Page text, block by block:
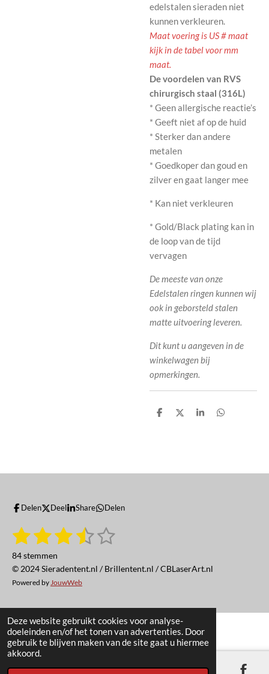
Deze website gebruikt cookies voor analyse-
doeleinden en/of het tonen van advertenties. Door
gebruik te blijven maken van de site gaat u hiermee
akkoord.
edelstalen sieraden niet
kunnen verkleuren.
Maat voering is US # maat
kijk in de tabel voor mm
maat.
De voordelen van RVS
chirurgisch staal (316L)
* Geen allergische reactie’s
* Geeft niet af op de huid
* Sterker dan andere
metalen
* Goedkoper dan goud en
zilver en gaat langer mee
* Kan niet verkleuren
* Gold/Black plating kan in
de loop van de tijd
vervagen
De meeste van onze
Edelstalen ringen kunnen wij
ook in geborsteld stalen
matte uitvoering leveren.
Dit kunt u aangeven in de
winkelwagen bij
opmerkingen.
D
D
S
D
Delen Deel Share Delen
R
t
i
n
:
3
.
4
1
s
t
e
r
2
s
t
e
r
r
e
3
s
t
e
r
r
e
4
t
e
r
r
e
5
t
r
r
e
m
84 stemmen
© 2024 Sieradentent.nl / Brillentent.nl / CBLaserArt.nl
Powered by JouwWeb